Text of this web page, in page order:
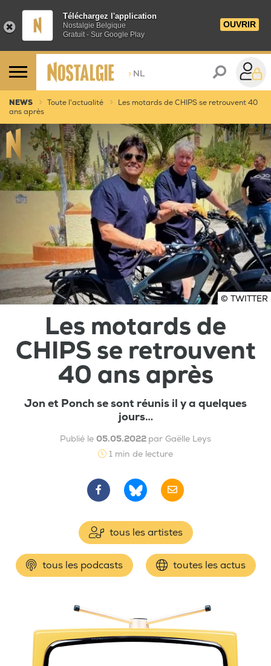
Téléchargez l'application
Nostalgie Belgique
Gratuit - Sur Google Play
OUVRIR
> NL
NEWS Toute l'actualité
Les motards de CHIPS se retrouvent 40
ans après
© TWITTER
Les motards de
CHIPS se retrouvent
40 ans après
Jon et Ponch se sont réunis il y a quelques
jours…
Publié le 05.05.2022 par Gaëlle Leys
1 min de lecture
tous les artistes
tous les podcasts toutes les actus